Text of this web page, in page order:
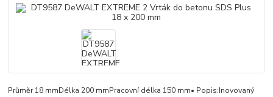
Průměr 18 mmDélka 200 mmPracovní délka 150 mm• Popis:Inovovaný